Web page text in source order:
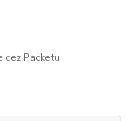
Packetu